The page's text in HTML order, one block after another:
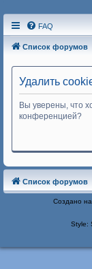
FAQ
Список форумов
Удалить
Вы уверены, что
конференцией?
Список форумов
Создано
Style: